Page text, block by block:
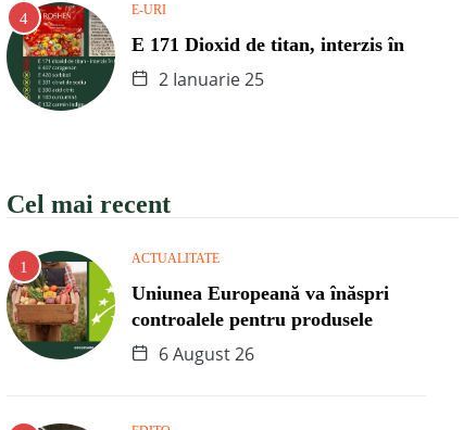
E-URI
E 171 Dioxid de titan, interzis în
2 Ianuarie 25
Cel mai recent
ACTUALITATE
Uniunea Europeană va înăspri
controalele pentru produsele
6 August 26